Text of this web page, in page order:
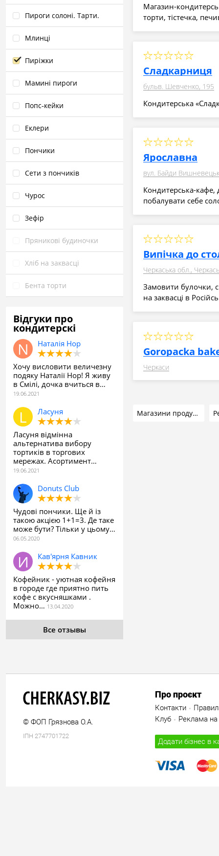
Пироги солоні. Тарти.
Млинці
Пиріжки
Мамині пироги
Попс‑кейки
Еклери
Пончики
Сети з пончиків
Чурос
Зефір
Пряникові будиночки
Хліб на заквасці
Бента торти
Відгуки про
кондитерскі
Наталія Нор
Хочу висловити величезну
подяку Наталії Нор! Я живу
в Смілі, дочка вчиться в…
Ласуня
Ласуня відмінна
альтернатива вибору
тортиків в торгових
мережах. Асортимент…
Donuts Club
Чудові пончики. Ще й із
такою акцією 1+1=3. Де таке
може бути? Тільки у цьому…
Кав'ярня Кавник
Кофейник - уютная кофейня
в городе где приятно пить
кофе с вкусняшками .
Можно…
Все отзывы
Магазин-
торти, тістечка,
Сладкарниця
бульв. Шевченко, 195
Кондитерська
Ярославна
вул. Байди
Кондитерська-кафе,
побалувати себе
Випічка до
Замовити булочки,
на заквасці в
Goropacka
Черкаси
Магазини продуктів
© ФОП Грязнова О.А.
ІПН 2747701722
Про проєкт
Контакти
Клуб
Реклама на
Додати бізнес в